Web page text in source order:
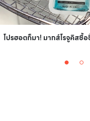
โปรฮอตก็มา! มากส์โรจูคิสซื้อ